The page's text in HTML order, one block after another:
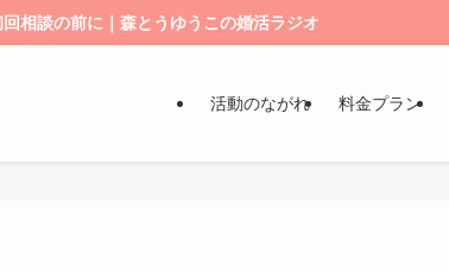
回相談の前に｜森とうゆうこの婚活ラジオ
活動のながれ 料金プラン